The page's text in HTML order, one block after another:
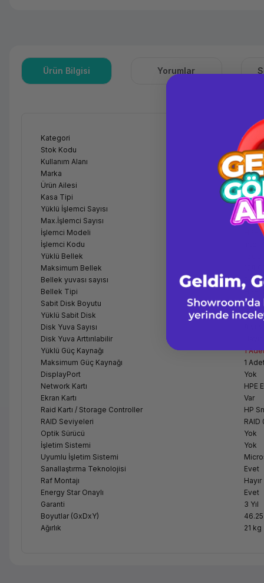
Ürün Bilgisi Yorumlar
Kategori
Stok Kodu
Kullanım Alanı
Genel
Marka
HPE
Ürün Ailesi
Kasa Tipi
Yüklü İşlemci Sayısı
Tek
Max.İşlemci Sayısı
1
İşlemci Modeli
İşlemci Kodu
Intel
Yüklü Bellek
Maksimum Bellek
Bellek yuvası sayısı
24
Bellek Tipi
HPE
Sabit Disk Boyutu
2,5"
Yüklü Sabit Disk
5 x
Disk Yuva Sayısı
Disk Yuva Arttırılabilir
Yüklü Güç Kaynağı
1
Maksimum Güç Kaynağı
1
DisplayPort
Yok
Network Kartı
HPE
Ekran Kartı
Var
Raid Kartı / Storage Controller
HP
RAID Seviyeleri
RAID
Optik Sürücü
Yok
İşletim Sistemi
Yok
Uyumlu İşletim Sistemi
Sanallaştırma Teknolojisi
Evet
Raf Montajı
Hayır
Energy Star Onaylı
Evet
Garanti
3 Yıl
Boyutlar (GxDxY)
Ağırlık
21 kg